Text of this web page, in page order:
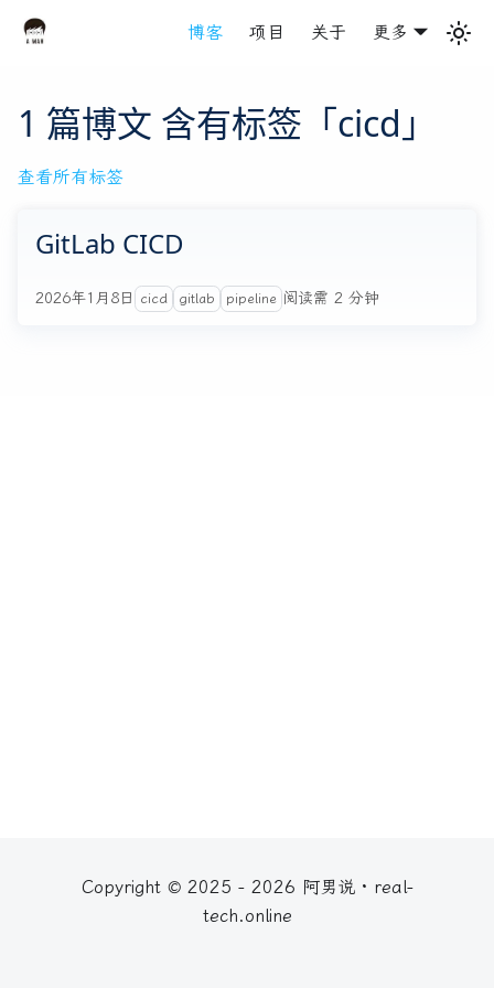
博客 项目 关于 更多
1 篇博文 含有标签「cicd」
查看所有标签
GitLab CICD
2026年1月8日 cicd gitlab pipeline 阅读需 2 分钟
Copyright © 2025 - 2026 阿男说 · real-
tech.online